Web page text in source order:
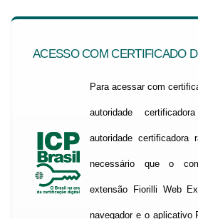
ACESSO COM CERTIFICADO
Para acessar com
autoridade
autoridade
necessário que o
extensão Fiorilli Web
navegador e o aplicativo